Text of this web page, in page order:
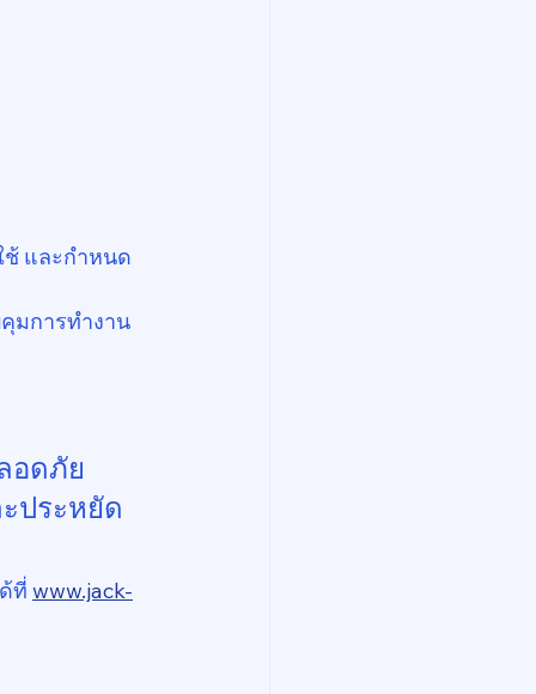
ช้ และกำหนด
มการทำงาน
อดภัย
ประหยัด
ที่ www.jack-